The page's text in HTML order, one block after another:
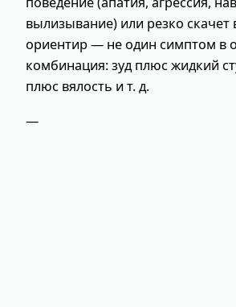
вылизывание) или резко скачет
ориентир — не один симптом в
комбинация: зуд плюс жидкий
плюс вялость и т. д.
—